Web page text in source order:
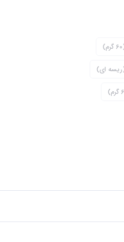
ای)